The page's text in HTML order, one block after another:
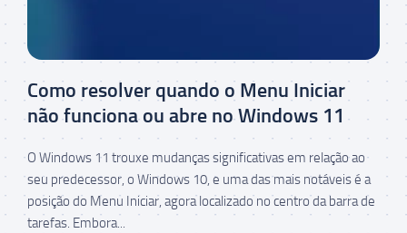
Como resolver quando o Menu Iniciar
não funciona ou abre no Windows 11
O Windows 11 trouxe mudanças significativas em relação ao
seu predecessor, o Windows 10, e uma das mais notáveis é a
posição do Menu Iniciar, agora localizado no centro da barra de
tarefas. Embora...